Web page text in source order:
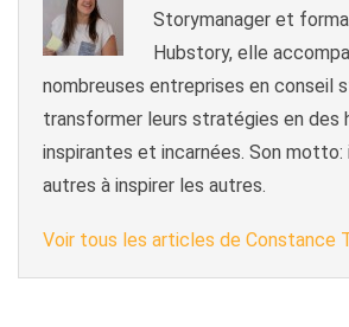
Storymanager et
Hubstory, elle
nombreuses entreprises en conseil
transformer leurs stratégies en des
inspirantes et incarnées. Son motto:
autres à inspirer les autres.
Voir tous les articles de Constance